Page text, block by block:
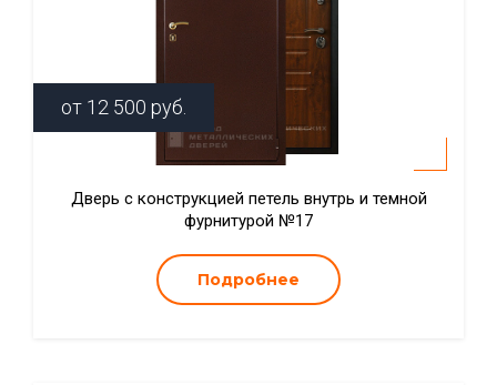
от 12 500 руб.
Дверь с конструкцией петель внутрь и темной
фурнитурой №17
Подробнее